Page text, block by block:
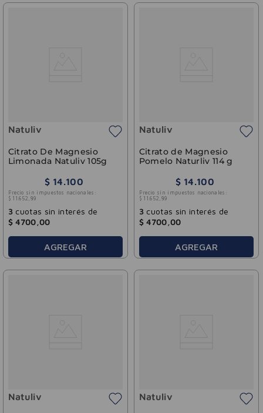
Natuliv
Citrato De Magnesio
Limonada Natuliv 105g
$ 14.100
Precio sin impuestos nacionales:
$ 11 .652 , 89
3 cuotas sin interés de
$ 4700,00
AGREGAR
Natuliv
Citrato de Magnesio
Pomelo Naturliv 114 g
$ 14.100
Precio sin impuestos nacionales:
$ 11 .652 , 89
3 cuotas sin interés de
$ 4700,00
AGREGAR
Natuliv Natuliv